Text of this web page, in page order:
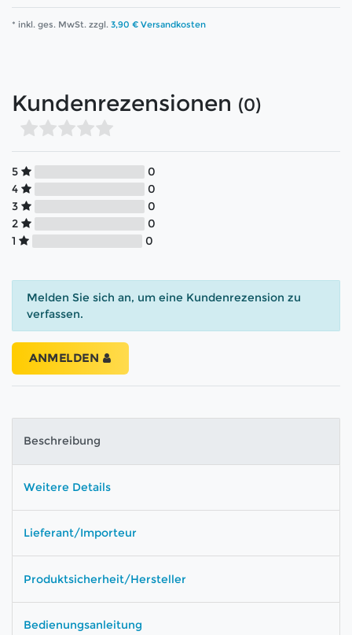
* inkl. ges. MwSt. zzgl. 3,90 € Versandkosten
Kundenrezensionen (0)
5
0
4
0
3
0
2
0
1
0
Melden Sie sich an, um eine Kundenrezension zu
verfassen.
ANMELDEN
Beschreibung
Weitere Details
Lieferant/Importeur
Produktsicherheit/Hersteller
Bedienungsanleitung